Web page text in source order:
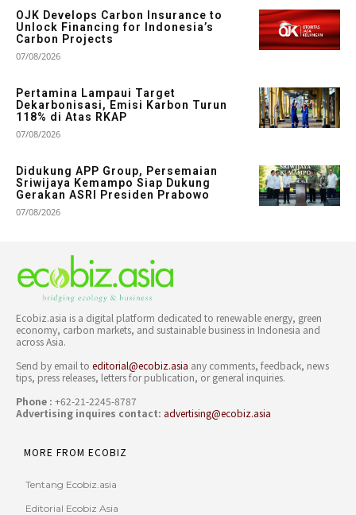
OJK Develops Carbon Insurance to
Unlock Financing for Indonesia’s
Carbon Projects
07/08/2026
Pertamina Lampaui Target
Dekarbonisasi, Emisi Karbon Turun
118% di Atas RKAP
07/08/2026
Didukung APP Group, Persemaian
Sriwijaya Kemampo Siap Dukung
Gerakan ASRI Presiden Prabowo
07/08/2026
Ecobiz.asia is a digital platform dedicated to renewable energy, green
economy, carbon markets, and sustainable business in Indonesia and
across Asia.
Send by email to editorial@ecobiz.asia any comments, feedback, news
tips, press releases, letters for publication, or general inquiries.
Phone : +62-21-2245-8787
Advertising inquires contact: advertising@ecobiz.asia
MORE FROM ECOBIZ
Tentang Ecobiz.asia
Editorial Ecobiz Asia